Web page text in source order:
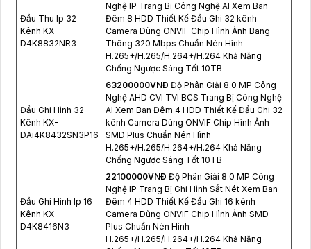
Đầu Thu Ip 32
Kênh KX-
D4K8832NR3
Nghệ IP Trang Bị Công Nghệ AI Xem Ban
Đêm 8 HDD Thiết Kế Đầu Ghi 32 kênh
Camera Dùng ONVIF Chip Hình Ảnh Bang
Thông 320 Mbps Chuẩn Nén Hình
H.265+/H.265/H.264+/H.264 Khả Năng
Chống Ngược Sáng Tốt 10TB
Đầu Ghi Hình 32
Kênh KX-
DAi4K8432SN3P16
63200000VNÐ Độ Phân Giải 8.0 MP Công
Nghệ AHD CVI TVI BCS Trang Bị Công Nghệ
AI Xem Ban Đêm 4 HDD Thiết Kế Đầu Ghi 32
kênh Camera Dùng ONVIF Chip Hình Ảnh
SMD Plus Chuẩn Nén Hình
H.265+/H.265/H.264+/H.264 Khả Năng
Chống Ngược Sáng Tốt 10TB
Đầu Ghi Hình Ip 16
Kênh KX-
D4K8416N3
22100000VNÐ Độ Phân Giải 8.0 MP Công
Nghệ IP Trang Bị Ghi Hình Sắt Nét Xem Ban
Đêm 4 HDD Thiết Kế Đầu Ghi 16 kênh
Camera Dùng ONVIF Chip Hình Ảnh SMD
Plus Chuẩn Nén Hình
H.265+/H.265/H.264+/H.264 Khả Năng